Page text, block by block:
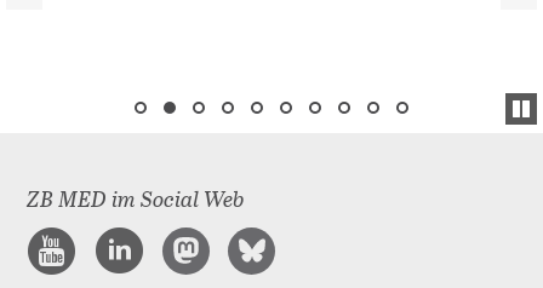
ZB MED im Social Web